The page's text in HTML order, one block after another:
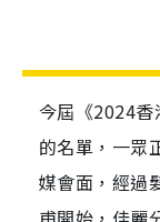
今屆《2024
的名單，一眾
媒會面，經過